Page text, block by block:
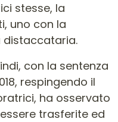
stesse, la
uno con la
distaccataria.
con la sentenza
respingendo il
ha osservato
trasferite ed